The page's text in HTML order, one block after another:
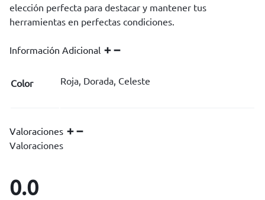
elección perfecta para destacar y mantener tus
herramientas en perfectas condiciones.
Información Adicional
Color Roja, Dorada, Celeste
Valoraciones
Valoraciones
0.0